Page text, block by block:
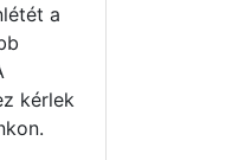
a
kérlek